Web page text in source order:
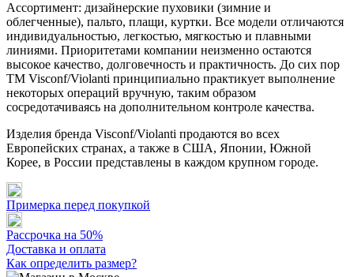
Ассортимент: дизайнерские пуховики (зимние и
облегченные), пальто, плащи, куртки. Все модели отличаются
индивидуальностью, легкостью, мягкостью и плавными
линиями. Приоритетами компании неизменно остаются
высокое качество, долговечность и практичность. До сих пор
ТМ Visconf/Violanti принципиально практикует выполнение
некоторых операций вручную, таким образом
сосредотачиваясь на дополнительном контроле качества.
Изделия бренда Visconf/Violanti продаются во всех
Европейских странах, а также в США, Японии, Южной
Корее, в России представлены в каждом крупном городе.
Примерка перед покупкой
Рассрочка на 50%
Доставка и оплата
Как определить размер?